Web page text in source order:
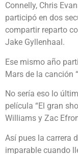
Connelly, Chris
participó en dos
compartir reparto
Jake Gyllenhaal.
Ese mismo año
Mars de la canción
No sería eso lo
película “El gran
Williams y Zac
Así pues la carrera
imparable cuando